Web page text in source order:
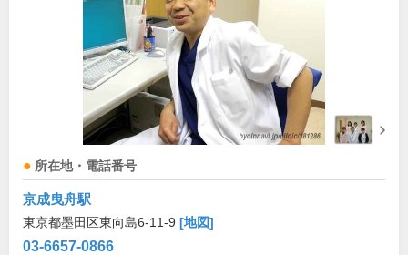
所在地・電話番号
京成曳舟駅
東京都墨田区東向島6-11-9 [地図]
03-6657-0866